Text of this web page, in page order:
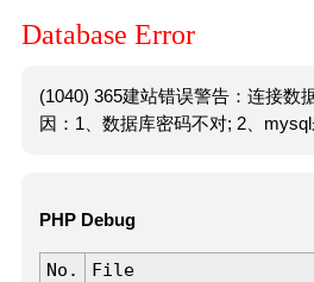
Database Error
(1040) 365建站错误警告：连接数
因：1、数据库密码不对; 2、mysql
PHP Debug
No. File